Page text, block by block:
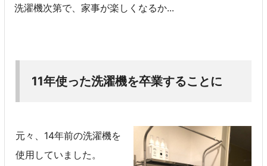
洗濯機次第で、家事が楽しくなるか...
11年使った洗濯機を卒業することに
元々、14年前の洗濯機を
使用していました。